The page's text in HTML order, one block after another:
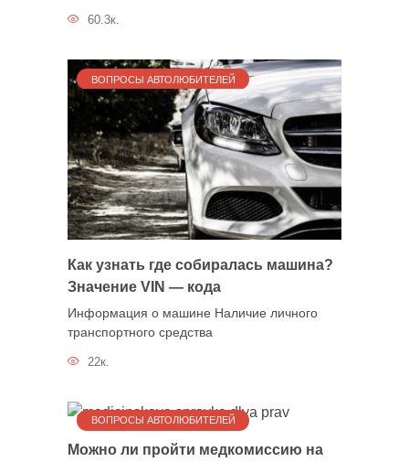
60.3к.
ВОПРОСЫ АВТОЛЮБИТЕЛЕЙ
Как узнать где собиралась машина?
Значение VIN — кода
Информация о машине Наличие личного
транспортного средства
22к.
ВОПРОСЫ АВТОЛЮБИТЕЛЕЙ
Можно ли пройти медкомиссию на